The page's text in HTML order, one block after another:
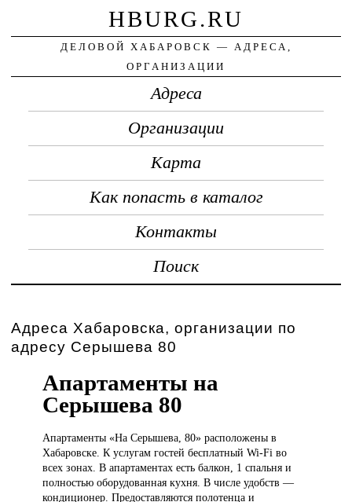
HBURG.RU
ДЕЛОВОЙ ХАБАРОВСК — АДРЕСА,
ОРГАНИЗАЦИИ
Адреса
Организации
Карта
Как попасть в каталог
Контакты
Поиск
Адреса Хабаровска, организации по
адресу Серышева 80
Апартаменты на
Серышева 80
Апартаменты «НаСерышева, 80» расположены в
Хабаровске. К услугам гостей бесплатный Wi-Fi во
всех зонах. В апартаментах есть балкон, 1 спальня и
полностью оборудованная кухня. В числе удобств —
кондиционер. Предоставляются полотенца и